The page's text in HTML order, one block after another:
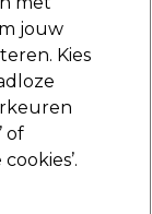
jouw
Kies
of